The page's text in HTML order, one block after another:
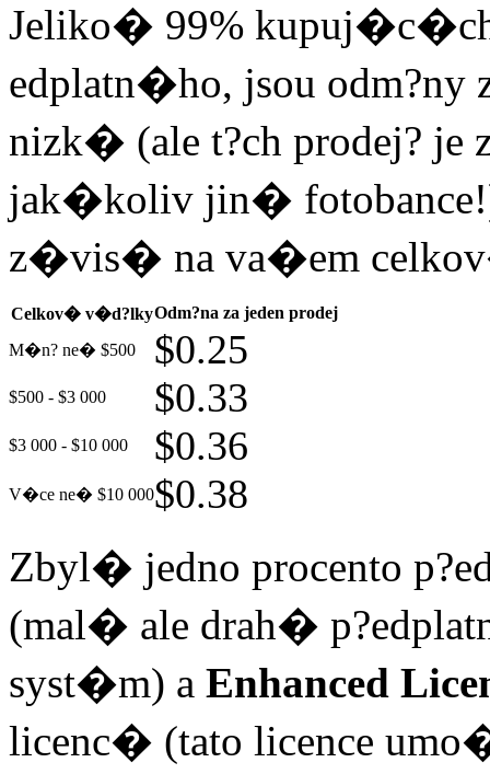
Jeliko� 99%
edplatn�ho, jsou odm?ny
nizk� (ale t?ch prodej?
jak�koliv jin�
z�vis� na va�em
Celkov� v�d?lkyOdm?na za jeden prodej
M�n? ne� $500
$0.25
$500 - $3 000 $0.33
$3 000 - $10 000 $0.36
V�ce ne� $10 000$0.38
Zbyl� jedno procento
(mal� ale drah�
syst�m) a Enhanced
licenc� (tato licence